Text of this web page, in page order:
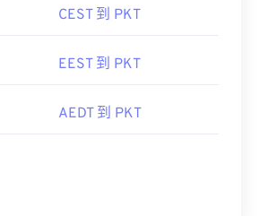
CEST 到 PKT
EEST 到 PKT
AEDT 到 PKT